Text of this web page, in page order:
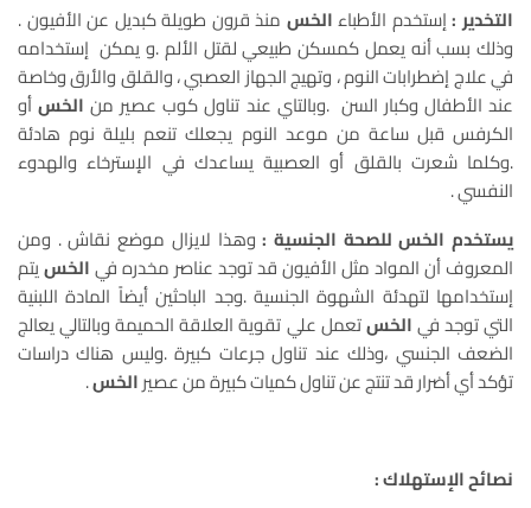
التخدير :إستخدم الأطباءالخس منذ قرون طويلة كبديل عن الأفيون .
وذلك بسب أنه يعمل كمسكن طبيعي لقتل الألم .و يمكن إستخدامه
في علاج إضطرابات النوم ، وتهيج الجهاز العصبي ، والقلق والأرق وخاصة
عند الأطفال وكبار السن .وبالتاي عند تناول كوب عصير منالخسأو
الكرفس قبل ساعة من موعد النوم يجعلك تنعم بليلة نوم هادئة
.وكلما شعرت بالقلق أو العصبية يساعدك في الإسترخاء والهدوء
النفسي .
يستخدم الخس للصحة الجنسية : وهذا لايزال موضع نقاش . ومن
المعروف أن المواد مثل الأفيون قد توجد عناصر مخدره فيالخسيتم
إستخدامها لتهدئة الشهوة الجنسية .وجد الباحثين أيضاً المادة اللبنية
التي توجد فيالخستعمل علي تقوية العلاقة الحميمة وبالتالي يعالج
الضعف الجنسي ،وذلك عند تناول جرعات كبيرة .وليس هناك دراسات
تؤكد أي أضرار قد تنتج عن تناول كميات كبيرة من عصيرالخس.
نصائح الإستهلاك :